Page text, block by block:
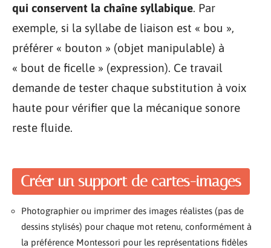
qui conservent la chaîne syllabique. Par
exemple, si la syllabe de liaison est « bou »,
préférer « bouton » (objet manipulable) à
« bout de ficelle » (expression). Ce travail
demande de tester chaque substitution à voix
haute pour vérifier que la mécanique sonore
reste fluide.
Créer un support de cartes-images
Photographier ou imprimer des images réalistes (pas de
dessins stylisés) pour chaque mot retenu, conformément à
la préférence Montessori pour les représentations fidèles